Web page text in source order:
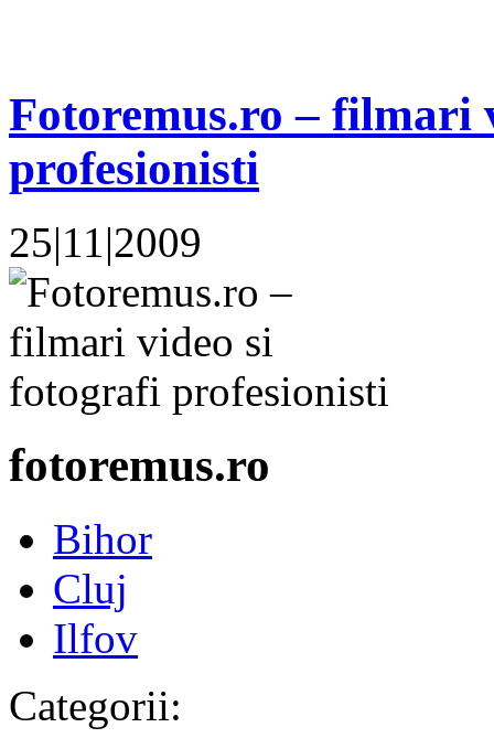
Fotoremus.ro – filmari
profesionisti
25|11|2009
fotoremus.ro
Bihor
Cluj
Ilfov
Categorii: